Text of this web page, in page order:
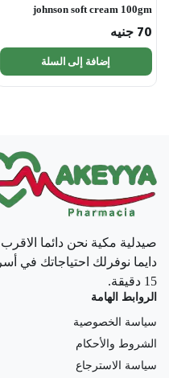
johnson soft cream 100gm
70 جنيه
إضافة إلى السلة
صيدلية مكية نحن دائما
دايما نوفرلك احتياجاتك في
15 دقيقة.
الروابط الهامة
سياسة الخصوصية
الشروط والأحكام
سياسة الاسترجاع